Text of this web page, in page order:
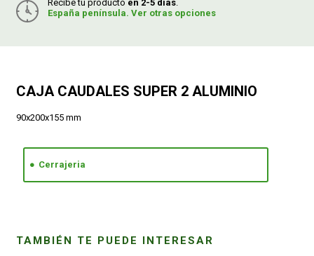
Recibe tu producto en 2-5 días.
España península. Ver otras opciones
CAJA CAUDALES SUPER 2 ALUMINIO
90x200x155 mm
Cerrajeria
TAMBIÉN TE PUEDE INTERESAR
CATÁLOGOS
GUÍAS
ENVÍOS